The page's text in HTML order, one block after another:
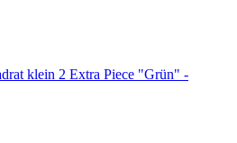
Extra Piece "Grün" -